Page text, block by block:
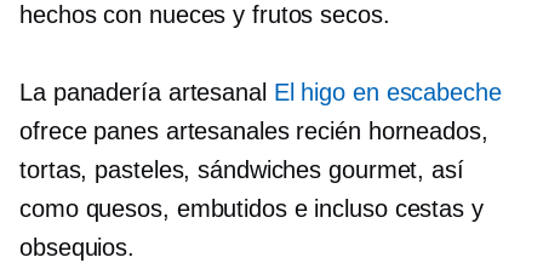
hechos con nueces y frutos secos.
La panadería artesanal El higo en escabeche
ofrece panes artesanales recién horneados,
tortas, pasteles, sándwiches gourmet, así
como quesos, embutidos e incluso cestas y
obsequios.